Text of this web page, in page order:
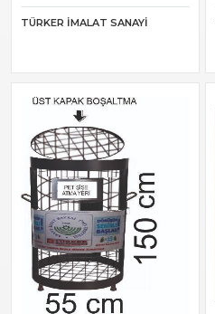
TÜRKER İMALAT SANAYI